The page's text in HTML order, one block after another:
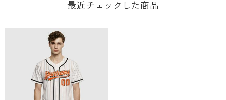
最近チェックした商品